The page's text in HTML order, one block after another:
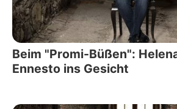
Beim "Promi-Büßen":
Ennesto ins Gesicht